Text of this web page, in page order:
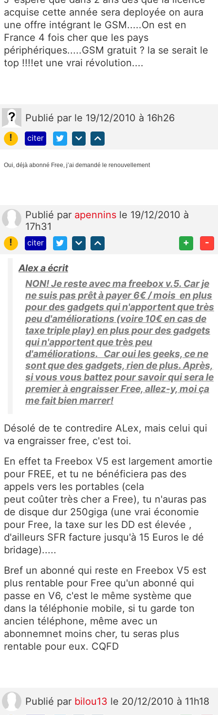
acquise cette année sera deployée on aura
une offre intégrant le GSM.....On est en
France 4 fois cher que les pays
périphériques.....GSM gratuit ? la se serait le
top !!!!et une vrai révolution....
Publié par le 19/12/2010 à 16h26
!
citer
Oui, déjà abonné Free, j’ai demandé le renouvellement
Publié par apennins le 19/12/2010 à
17h31
!
citer + -
Alex a écrit
NON! Je reste avec ma freebox v.5. Car je
ne suis pas prêt à payer 6€ / mois en plus
pour des gadgets qui n'apportent que très
peu d'améliorations (voire 10€ en cas de
taxe triple play) en plus pour des gadgets
qui n'apportent que très peu
d'améliorations. Car oui les geeks, ce ne
sont que des gadgets, rien de plus. Après,
si vous vous battez pour savoir qui sera le
premier à engraisser Free, allez-y, moi ça
me fait bien marrer!
Désolé de te contredire ALex, mais celui qui
va engraisser free, c'est toi.
En effet ta Freebox V5 est largement amortie
pour FREE, et tu ne bénéficiera pas des
appels vers les portables (cela
peut coûter très cher a Free), tu n'auras pas
de disque dur 250giga (une vrai économie
pour Free, la taxe sur les DD est élevée ,
d'ailleurs SFR facture jusqu'à 15 Euros le dé
bridage).....
Bref un abonné qui reste en Freebox V5 est
plus rentable pour Free qu'un abonné qui
passe en V6, c'est le même système que
dans la téléphonie mobile, si tu garde ton
ancien téléphone, même avec un
abonnemnet moins cher, tu seras plus
rentable pour eux. CQFD
Publié par bilou13 le 20/12/2010 à 11h18